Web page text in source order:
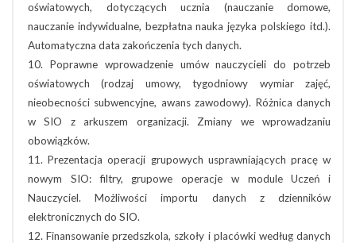
oświatowych, dotyczących ucznia (nauczanie domowe,
nauczanie indywidualne, bezpłatna nauka języka polskiego itd.).
Automatyczna data zakończenia tych danych.
10. Poprawne wprowadzenie umów nauczycieli do potrzeb
oświatowych (rodzaj umowy, tygodniowy wymiar zajęć,
nieobecności subwencyjne, awans zawodowy). Różnica danych
w SIO z arkuszem organizacji. Zmiany we wprowadzaniu
obowiązków.
11. Prezentacja operacji grupowych usprawniających pracę w
nowym SIO: filtry, grupowe operacje w module Uczeń i
Nauczyciel. Możliwości importu danych z dzienników
elektronicznych do SIO.
12. Finansowanie przedszkola, szkoły i placówki według danych